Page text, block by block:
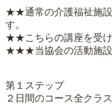
★★通常の介護福祉施設
す。
★★こちらの講座を受け
★★★当協会の活動施設
第１ステップ
２日間のコース全クラ